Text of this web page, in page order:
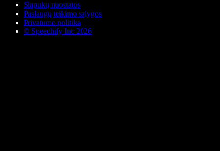
Slapukų nuostatos
Paslaugų teikimo sąlygos
Privatumo politika
© Speechify Inc 2026